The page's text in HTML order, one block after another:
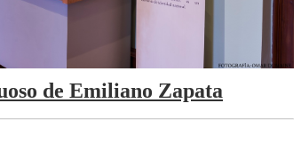
de Emiliano Zapata